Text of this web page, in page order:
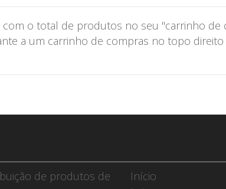
o total de produtos no seu "carrinho de
a um carrinho de compras no topo
de produtos de
Início